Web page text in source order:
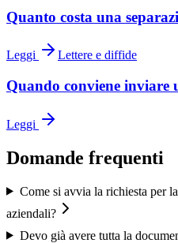
Quanto costa una
Leggi Lettere e diffide
Quando conviene inviare
Leggi
Domande frequenti
Come si avvia la richiesta per
aziendali?
Devo già avere tutta la